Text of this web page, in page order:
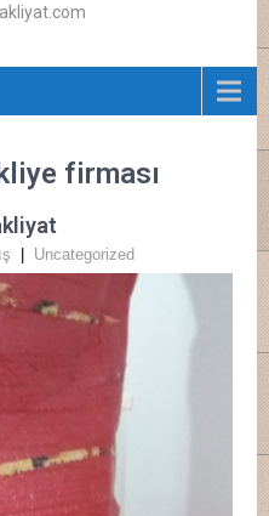
firması
Uncategorized